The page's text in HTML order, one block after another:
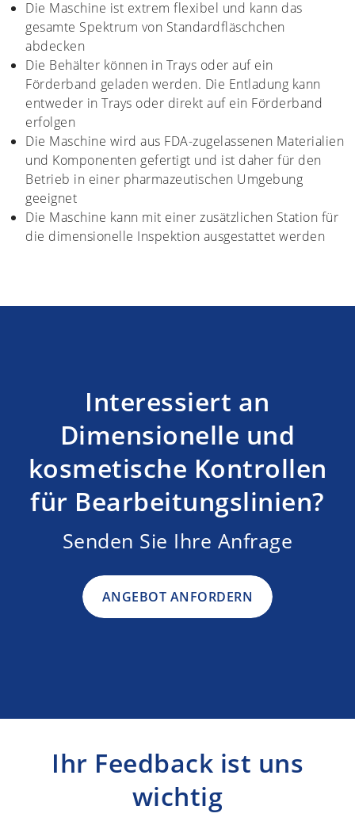
Die Maschine ist extrem flexibel und kann das
gesamte Spektrum von Standardfläschchen
abdecken
Die Behälter können in Trays oder auf ein
Förderband geladen werden. Die Entladung kann
entweder in Trays oder direkt auf ein Förderband
erfolgen
Die Maschine wird aus FDA-zugelassenen Materialien
und Komponenten gefertigt und ist daher für den
Betrieb in einer pharmazeutischen Umgebung
geeignet
Die Maschine kann mit einer zusätzlichen Station für
die dimensionelle Inspektion ausgestattet werden
Interessiert an
Dimensionelle und
kosmetische Kontrollen
für Bearbeitungslinien?
Senden Sie Ihre Anfrage
ANGEBOT ANFORDERN
Ihr Feedback ist uns
wichtig